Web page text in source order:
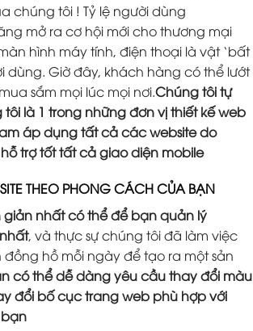
chúng tôi ! Tỷ lệ người dùng
mở ra cơ hội mới cho thương mại
hình máy tính, điện thoại là vật ‘bất
dùng. Giờ đây, khách hàng có thể lướt
sắm mọi lúc mọi nơi.Chúng tôi tự
là 1 trong những đơn vị thiết kế web
áp dụng tất cả các website do
trợ tốt tất cả giao diện mobile
THEO PHONG CÁCH CỦA BẠN
giản nhất có thể để bạn quản lý
, và thực sự chúng tôi đã làm việc
hồ mỗi ngày để tạo ra một sản
có thể dễ dàng yêu cầu thay đổi màu
đổi bố cục trang web phù hợp với